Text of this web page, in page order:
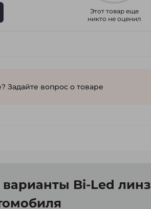
Этот товар еще
никто не оценил
Задайте вопрос о товаре
Bi-Led линз